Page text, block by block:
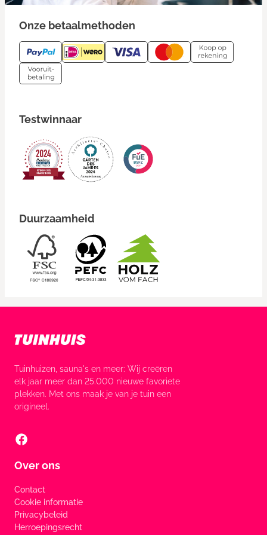
Onze betaalmethoden
Testwinnaar
Duurzaamheid
Tuinhuizen, sauna's en meer: Wij creëren
elk jaar meer dan 25.000 nieuwe favoriete
plekken. Met ons maak je van je tuin een
origineel.
Over ons
Contact
Cookie informatie
Privacybeleid
Herroepingsrecht